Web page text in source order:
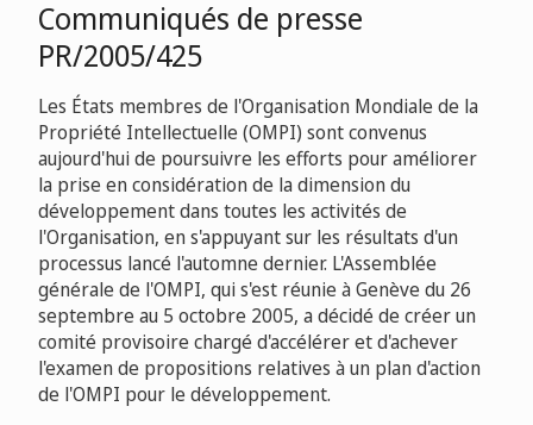
Communiqués de presse
PR/2005/425
Les États membres de l'Organisation Mondiale de la
Propriété Intellectuelle (OMPI) sont convenus
aujourd'hui de poursuivre les efforts pour améliorer
la prise en considération de la dimension du
développement dans toutes les activités de
l'Organisation, en s'appuyant sur les résultats d'un
processus lancé l'automne dernier. L'Assemblée
générale de l'OMPI, qui s'est réunie à Genève du 26
septembre au 5 octobre 2005, a décidé de créer un
comité provisoire chargé d'accélérer et d'achever
l'examen de propositions relatives à un plan d'action
de l'OMPI pour le développement.